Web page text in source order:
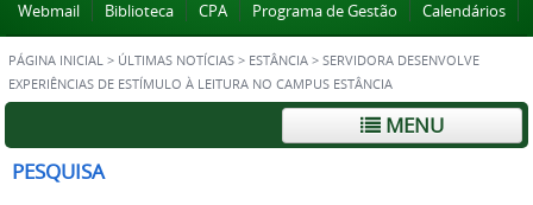
Webmail Biblioteca CPA Programa de Gestão Calendários
PÁGINA INICIAL > ÚLTIMAS NOTÍCIAS > ESTÂNCIA > SERVIDORA DESENVOLVE
EXPERIÊNCIAS DE ESTÍMULO À LEITURA NO CAMPUS ESTÂNCIA
MENU
PESQUISA